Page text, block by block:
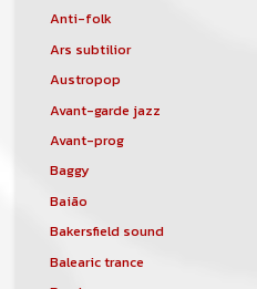
Anti-folk
Ars subtilior
Austropop
Avant-garde jazz
Avant-prog
Baggy
Baião
Bakersfield sound
Balearic trance